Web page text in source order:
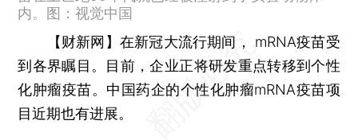
内。图：视觉中国
【财新网】 在新冠大流行期间， mRNA疫苗受
到各界瞩目。目前，企业正将研发重点转移到个性
化肿瘤疫苗。中国药企的个性化肿瘤mRNA疫苗项
目近期也有进展。